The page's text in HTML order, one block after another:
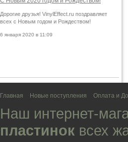
Дорогие друзья! VinylEffect.ru поздравляет
всех с Новым годом и Рождеством!
6 января 2020 в 11:09
Главная Новые поступления Оплата и
Наш интернет-
пластинок всех